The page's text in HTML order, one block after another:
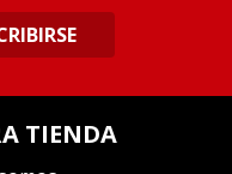
TIENDA